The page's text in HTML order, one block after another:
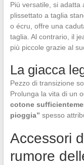
Più versatile, si adatta
plissettato a taglia
o écru, offre una
taglia. Al contrario, il
più piccole grazie al
La giacca
Pezzo di transizione
Prolunga la vita di un
cotone
pioggia” spesso
Accessori
rumore